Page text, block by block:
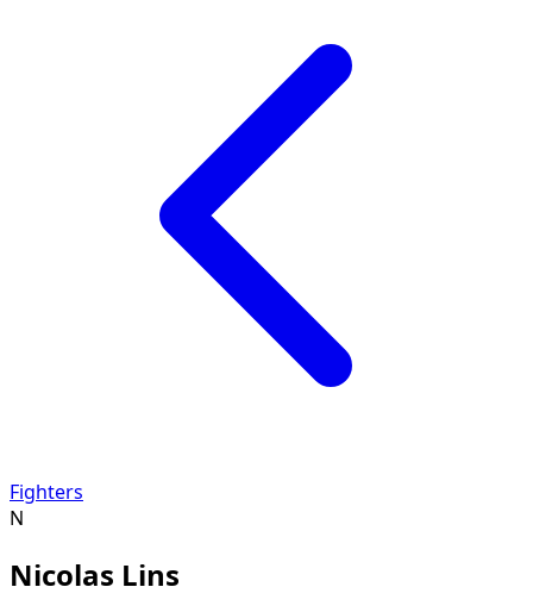
Fighters
N
Nicolas Lins